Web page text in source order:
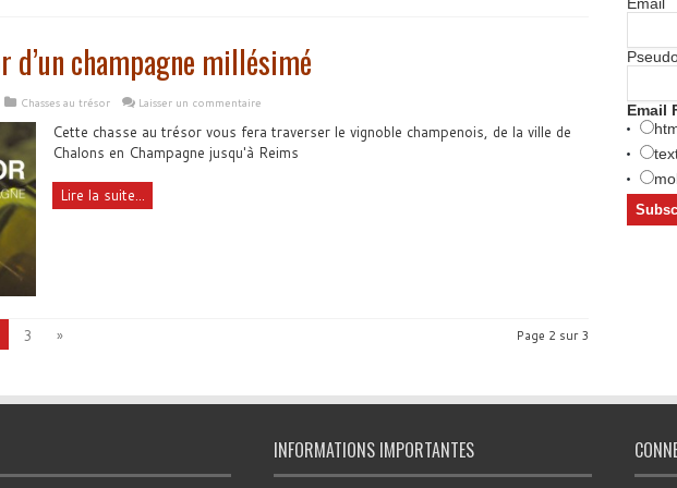
d’un champagne millésimé
Chasses au trésor Laisser un commentaire
Cette chasse au trésor vous fera traverser le vignoble champenois, de la ville de
Chalons en Champagne jusqu'à Reims
Lire la suite...
Page 2 sur 3
3 »
Email
INFORMATIONS IMPORTANTES